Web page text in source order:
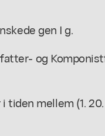
gen I g.
og
mellem (1.